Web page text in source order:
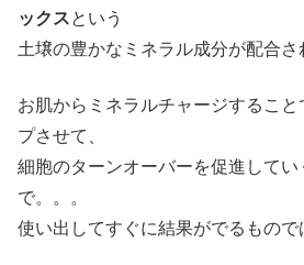
ックスという
土壌の豊かなミネラル成分が配合さ
お肌からミネラルチャージするこ
プさせて、
細胞のターンオーバーを促進して
で。。。
使い出してすぐに結果がでるもので